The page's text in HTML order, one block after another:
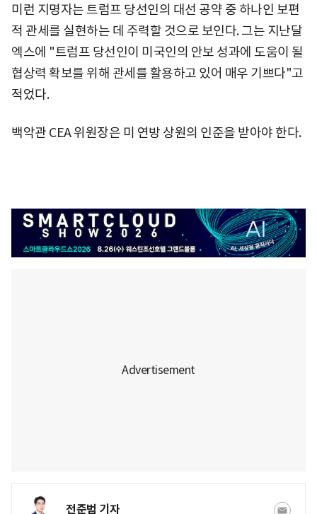
미런 지명자는 트럼프 당선인의 대선 공약 중 하나인 보편
적 관세를 실현하는 데 주력할 것으로 보인다. 그는 지난달
엑스에 "트럼프 당선인이 미국인의 안보 성과에 도움이 될
협상력 확보를 위해 관세를 활용하고 있어 매우 기쁘다"고
적었다.
백악관 CEA 위원장은 미 연방 상원의 인준을 받아야 한다.
전준범 기자